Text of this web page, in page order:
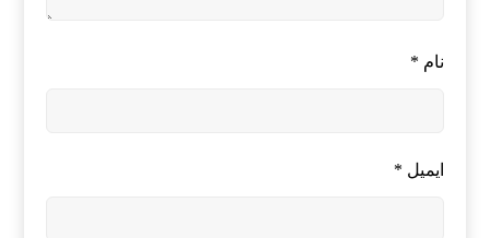
نام *
ایمیل *